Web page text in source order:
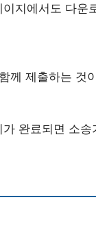
지에서도 다운
께 제출하는 것
완료되면 소송